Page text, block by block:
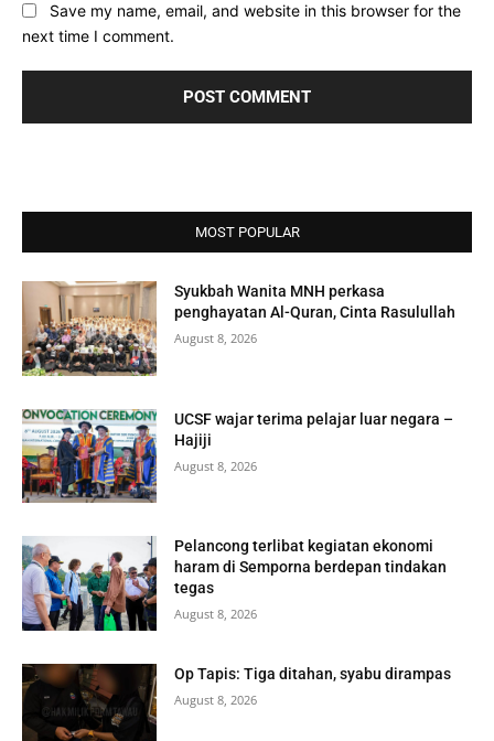
Save my name, email, and website in this browser for the
next time I comment.
MOST POPULAR
Syukbah Wanita MNH perkasa
penghayatan Al-Quran, Cinta Rasulullah
August 8, 2026
UCSF wajar terima pelajar luar negara –
Hajiji
August 8, 2026
Pelancong terlibat kegiatan ekonomi
haram di Semporna berdepan tindakan
tegas
August 8, 2026
Op Tapis: Tiga ditahan, syabu dirampas
August 8, 2026